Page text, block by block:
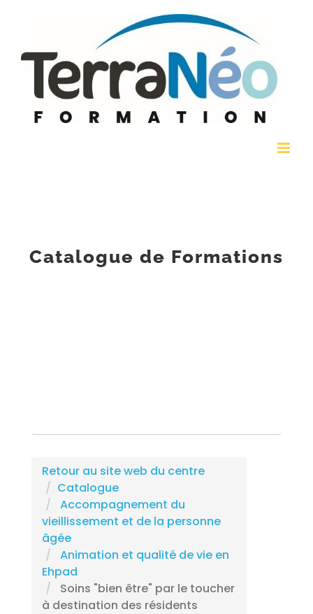
Catalogue de Formations
Retour au site web du centre
Catalogue
Accompagnement du
vieillissement et de la personne
âgée
Animation et qualité de vie en
Ehpad
Soins "bien être" par le toucher
à destination des résidents